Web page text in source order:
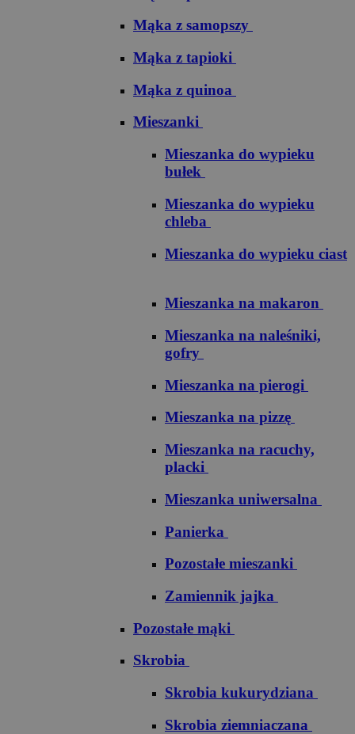
Mąka z samopszy
Mąka z tapioki
Mąka z quinoa
Mieszanki
Mieszanka do wypieku
bułek
Mieszanka do wypieku
chleba
Mieszanka do wypieku ciast
Mieszanka na makaron
Mieszanka na naleśniki,
gofry
Mieszanka na pierogi
Mieszanka na pizzę
Mieszanka na racuchy,
placki
Mieszanka uniwersalna
Panierka
Pozostałe mieszanki
Zamiennik jajka
Pozostałe mąki
Skrobia
Skrobia kukurydziana
Skrobia ziemniaczana